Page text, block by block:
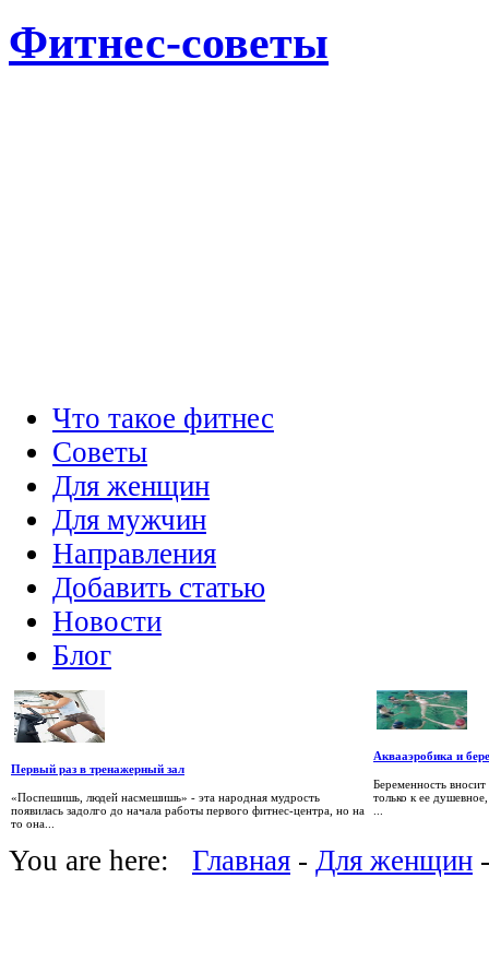
Фитнес-советы
Что такое фитнес
Советы
Для женщин
Для мужчин
Направления
Добавить статью
Новости
Блог
Первый раз в тренажерный зал
«Поспешишь, людей насмешишь» - эта народная мудрость
появилась задолго до начала работы первого фитнес-центра, но на
то она...
Аквааэробика и
Беременность
только к ее
You are here: Главная - Для женщин